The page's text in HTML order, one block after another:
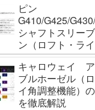
ピン
G410/G425/
シャフトスリー
ン（ロフト・ラ
能）について
キャロウェイ
ブルホーゼル（
イ角調整機能）
を徹底解説